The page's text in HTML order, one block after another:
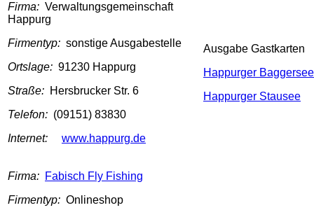
Firma: Verwaltungsgemeinschaft
Happurg
Firmentyp: sonstige Ausgabestelle
Ortslage: 91230 Happurg
Straße: Hersbrucker Str. 6
Telefon: (09151) 83830
Internet:
www.happurg.de
Ausgabe Gastkarten
Happurger Baggersee
Happurger Stausee
Firma: Fabisch Fly Fishing
Firmentyp: Onlineshop